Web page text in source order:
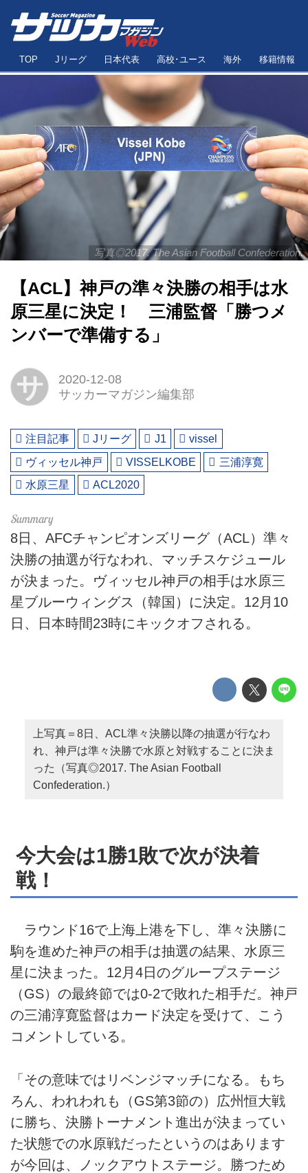
TOP Jリーグ 日本代表 高校･ユース 海外 移籍情報
写真◎2017. The Asian Football Confederation.
【ACL】神戸の準々決勝の相手は水
原三星に決定！ 三浦監督「勝つメ
ンバーで準備する」
サ
2020-12-08
サッカーマガジン編集部
注目記事 Jリーグ J1
vissel
ヴィッセル神戸
VISSELKOBE
三浦淳寛
水原三星
ACL2020
8日、AFCチャンピオンズリーグ（ACL）準々
決勝の抽選が行なわれ、マッチスケジュール
が決まった。ヴィッセル神戸の相手は水原三
星ブルーウィングス（韓国）に決定。12月10
日、日本時間23時にキックオフされる。
上写真＝8日、ACL準々決勝以降の抽選が行なわ
れ、神戸は準々決勝で水原と対戦することに決ま
った（写真◎2017. The Asian Football
Confederation.）
今大会は1勝1敗で次が決着
戦！
ラウンド16で上海上港を下し、準々決勝に
駒を進めた神戸の相手は抽選の結果、水原三
星に決まった。12月4日のグループステージ
（GS）の最終節では0-2で敗れた相手だ。神戸
の三浦淳寛監督はカード決定を受けて、こう
コメントしている。
「その意味ではリベンジマッチになる。もち
ろん、われわれも（GS第3節の）広州恒大戦
に勝ち、決勝トーナメント進出が決まってい
た状態での水原戦だったというのはあります
が今回は、ノックアウトステージ。勝つため